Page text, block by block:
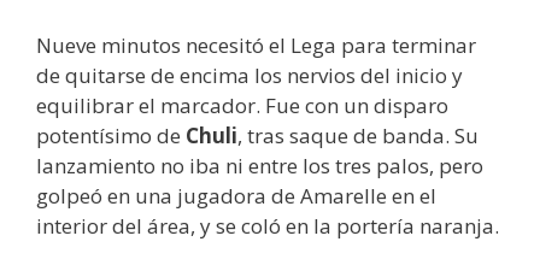
Nueve minutos necesitó el Lega para terminar
de quitarse de encima los nervios del inicio y
equilibrar el marcador. Fue con un disparo
potentísimo de Chuli, tras saque de banda. Su
lanzamiento no iba ni entre los tres palos, pero
golpeó en una jugadora de Amarelle en el
interior del área, y se coló en la portería naranja.